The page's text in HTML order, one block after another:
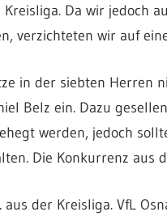
Da wir jedoch
verzichteten wir auf
in der siebten Herren
Belz ein. Dazu
werden, jedoch
Die Konkurrenz aus
der Kreisliga. VfL